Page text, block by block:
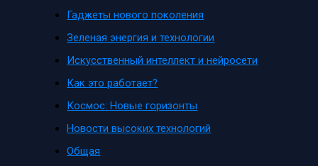
Гаджеты нового поколения
Зеленая энергия и технологии
Искусственный интеллект и нейросети
Как это работает?
Космос: Новые горизонты
Новости высоких технологий
Общая